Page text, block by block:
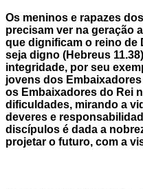
Os meninos e rapazes
precisam ver na geração
que dignificam o reino de
seja digno (Hebreus
integridade, por seu
jovens dos
os Embaixadores do Rei
dificuldades, mirando a
deveres e
discípulos é dada a
projetar o futuro, com a